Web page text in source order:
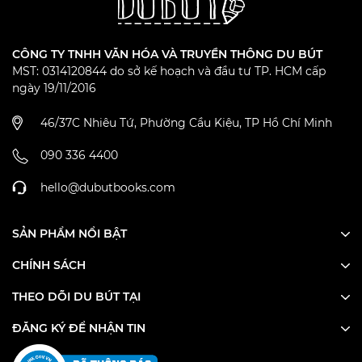
CÔNG TY TNHH VĂN HÓA VÀ TRUYỀN THÔNG DU BÚT
MST: 0314120844 do sở kế hoạch và đầu tư TP. HCM cấp
ngày 19/11/2016
46/37C Nhiêu Tứ, Phường Cầu Kiệu, TP Hồ Chí Minh
090 336 4400
hello@dubutbooks.com
SẢN PHẨM NỔI BẬT
CHÍNH SÁCH
THEO DÕI DU BÚT TẠI
ĐĂNG KÝ ĐỂ NHẬN TIN